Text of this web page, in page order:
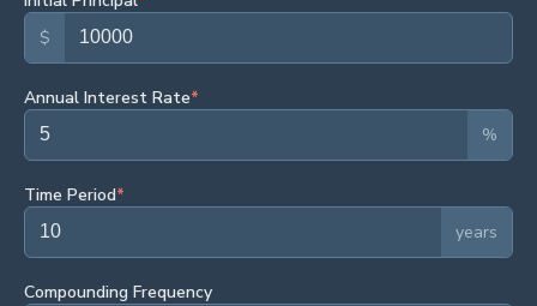
$
Annual Interest Rate*
%
Time Period*
years
Compounding Frequency